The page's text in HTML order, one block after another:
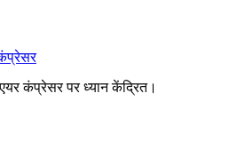
एयर कंप्रेसर पर ध्यान केंद्रित।